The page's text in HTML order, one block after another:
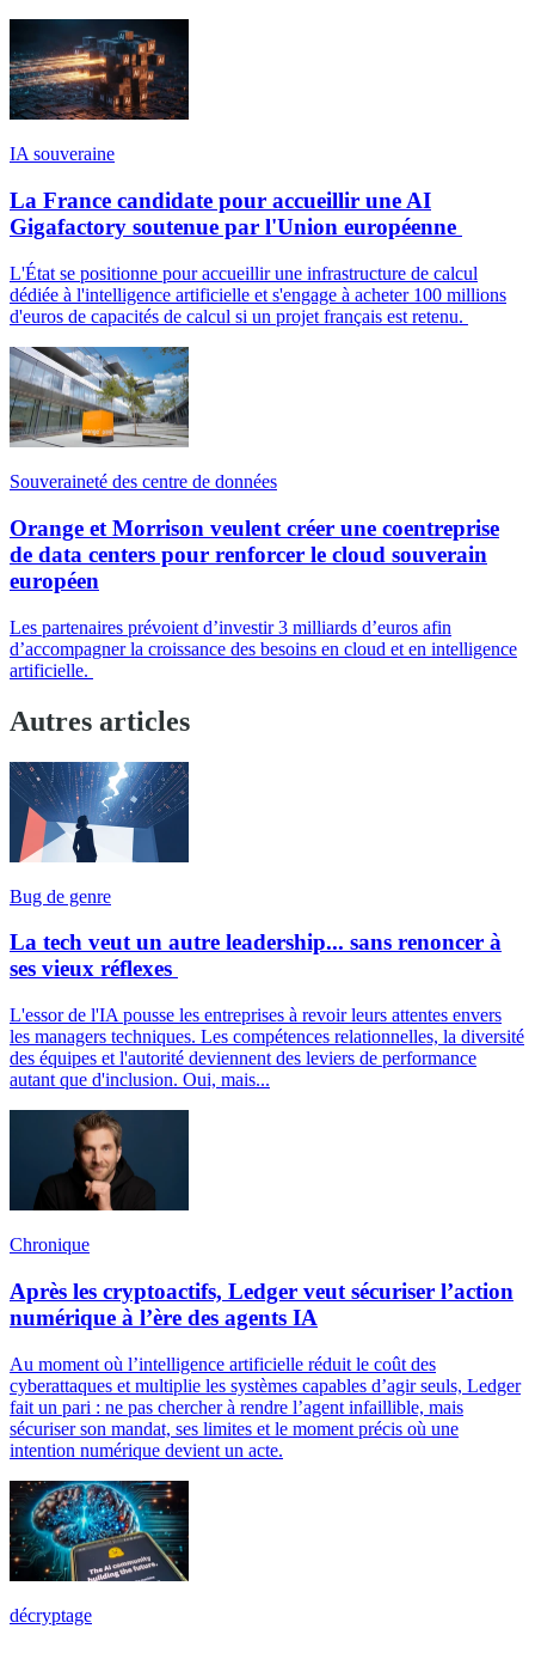
IA souveraine
La France candidate pour accueillir une AI
Gigafactory soutenue par l'Union européenne
L'État se positionne pour accueillir une infrastructure de calcul
dédiée à l'intelligence artificielle et s'engage à acheter 100 millions
d'euros de capacités de calcul si un projet français est retenu.
Souveraineté des centre de données
Orange et Morrison veulent créer une coentreprise
de data centers pour renforcer le cloud souverain
européen
Les partenaires prévoient d’investir 3 milliards d’euros afin
d’accompagner la croissance des besoins en cloud et en intelligence
artificielle.
Autres articles
Bug de genre
La tech veut un autre leadership... sans renoncer à
ses vieux réflexes
L'essor de l'IA pousse les entreprises à revoir leurs attentes envers
les managers techniques. Les compétences relationnelles, la diversité
des équipes et l'autorité deviennent des leviers de performance
autant que d'inclusion. Oui, mais...
Chronique
Après les cryptoactifs, Ledger veut sécuriser l’action
numérique à l’ère des agents IA
Au moment où l’intelligence artificielle réduit le coût des
cyberattaques et multiplie les systèmes capables d’agir seuls, Ledger
fait un pari : ne pas chercher à rendre l’agent infaillible, mais
sécuriser son mandat, ses limites et le moment précis où une
intention numérique devient un acte.
décryptage